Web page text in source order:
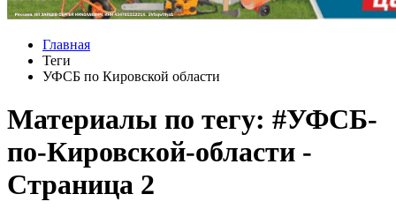
Главная
Теги
УФСБ по Кировской области
Материалы по тегу: #УФСБ-
по-Кировской-области -
Страница 2